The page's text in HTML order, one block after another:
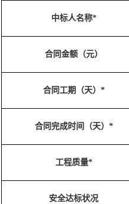
中标人名称*
合同金额（元）
合同工期（天）*
合同完成时间（天）*
工程质量*
安全达标状况